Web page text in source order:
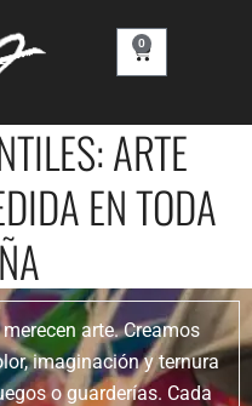
0
Carrito
ARTE
EN TODA
arte. Creamos
imaginación y ternura
o guarderías. Cada